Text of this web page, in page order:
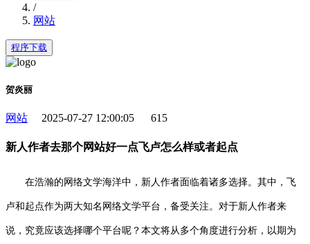
/
网站
程序下载
贺炎丽
网站 2025-07-27 12:00:05 615
新人作者去那个网站好一点飞卢怎么样或者起点
在浩瀚的网络文学海洋中，新人作者面临着诸多选择。其中，飞
卢和起点作为两大知名网络文学平台，备受关注。对于新人作者来
说，究竟应该选择哪个平台呢？本文将从多个角度进行分析，以期为